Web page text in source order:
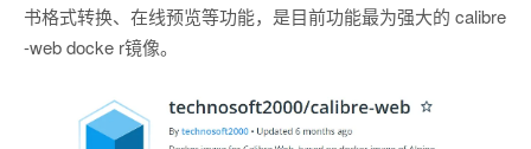
书格式转换、在线预览等功能，是目前功能最为强大的 calibre
-web docke r镜像。